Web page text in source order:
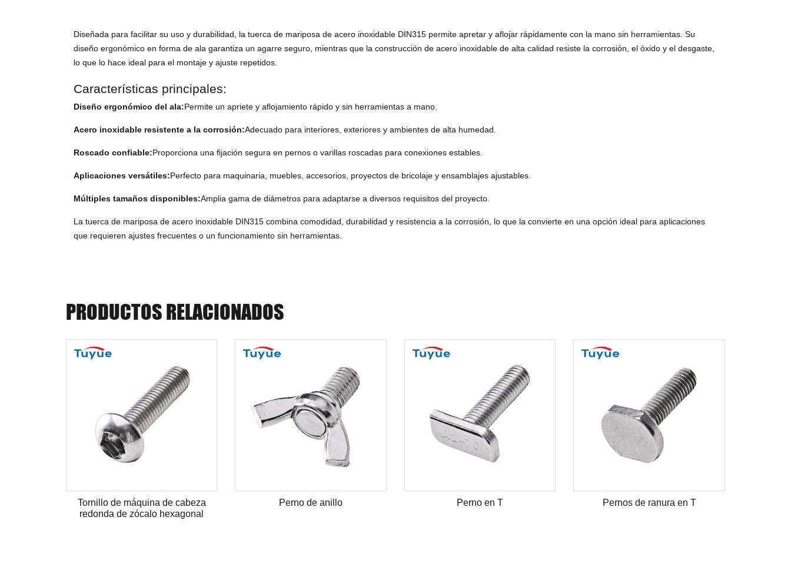
Diseñada para facilitar su uso y durabilidad, la tuerca de mariposa de acero inoxidable DIN315 permite apretar y aflojar rápidamente con la mano sin herramientas. Su
diseño ergonómico en forma de ala garantiza un agarre seguro, mientras que la construcción de acero inoxidable de alta calidad resiste la corrosión, el óxido y el desgaste,
lo que lo hace ideal para el montaje y ajuste repetidos.
Características principales:
Diseño ergonómico del ala:Permite un apriete y aflojamiento rápido y sin herramientas a mano.
Acero inoxidable resistente a la corrosión:Adecuado para interiores, exteriores y ambientes de alta humedad.
Roscado confiable:Proporciona una fijación segura en pernos o varillas roscadas para conexiones estables.
Aplicaciones versátiles:Perfecto para maquinaria, muebles, accesorios, proyectos de bricolaje y ensamblajes ajustables.
Múltiples tamaños disponibles:Amplia gama de diámetros para adaptarse a diversos requisitos del proyecto.
La tuerca de mariposa de acero inoxidable DIN315 combina comodidad, durabilidad y resistencia a la corrosión, lo que la convierte en una opción ideal para aplicaciones
que requieren ajustes frecuentes o un funcionamiento sin herramientas.
PRODUCTOS RELACIONADOS
Tornillo de máquina de cabeza
redonda de zócalo hexagonal
Perno de anillo Perno en T Pernos de ranura en T